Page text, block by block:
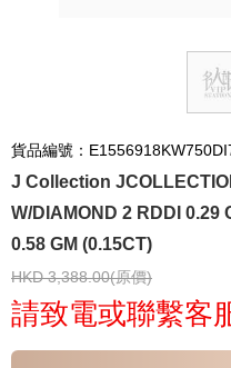
貨品編號：
J Collection
W/DIAMOND 2 RDDI 0.29
0.58 GM (0.15CT)
HKD 3,388.00(原價)
請致電或聯繫客